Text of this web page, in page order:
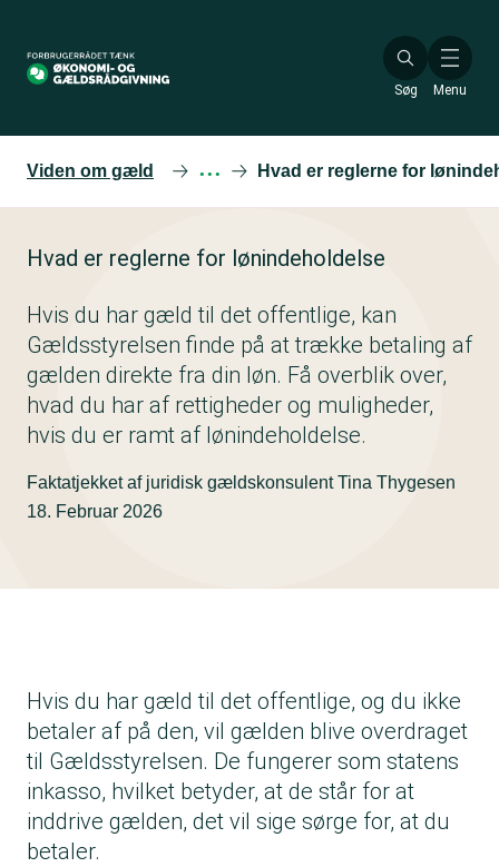
hovedindhold
Søg Menu
Viden om gæld ··· Hvad er reglerne for
Hvad er reglerne for lønindeholdelse
Hvis du har gæld til det offentlige, kan
Gældsstyrelsen finde på at trække betaling af
gælden direkte fra din løn. Få overblik over,
hvad du har af rettigheder og muligheder,
hvis du er ramt af lønindeholdelse.
Faktatjekket af juridisk gældskonsulent Tina Thygesen
18. Februar 2026
Hvis du har gæld til det offentlige, og du ikke
betaler af på den, vil gælden blive overdraget
til Gældsstyrelsen. De fungerer som statens
inkasso, hvilket betyder, at de står for at
inddrive gælden, det vil sige sørge for, at du
betaler.